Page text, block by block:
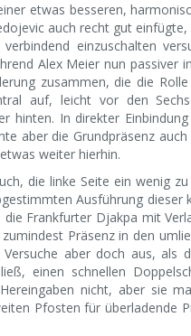
etwas besseren,
auch recht gut
einzuschalten
Alex Meier nun
zusammen, die die
auf, leicht vor den
hinten. In direkter
aber die Grundpräsenz
weiter hierhin.
die linke Seite ein wenig
Ausführung dieser
Frankfurter Djakpa mit
Präsenz in den
aber doch aus, als
einen schnellen
nicht, aber sie
Pfosten für überladende